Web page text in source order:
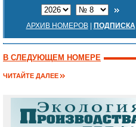
АРХИВ НОМЕРОВ| ПОДПИСКА
В СЛЕДУЮЩЕМ НОМЕРЕ
ЧИТАЙТЕ ДАЛЕЕ